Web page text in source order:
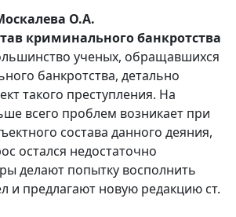
О.А.
криминального банкротства
ученых, обращавшихся
банкротства, детально
такого преступления. На
всего проблем возникает при
состава данного деяния,
остался недостаточно
делают попытку восполнить
и предлагают новую редакцию ст.